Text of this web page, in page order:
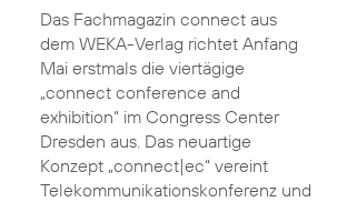
Das Fachmagazin connect aus
dem WEKA-Verlag richtet Anfang
Mai erstmals die viertägige
„connect conference and
exhibition“ im Congress Center
Dresden aus. Das neuartige
Konzept „connect|ec“ vereint
Telekommunikationskonferenz und